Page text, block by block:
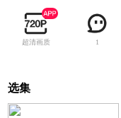
超清画质 1
选集